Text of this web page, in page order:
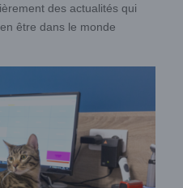
des actualités qui
être dans le monde